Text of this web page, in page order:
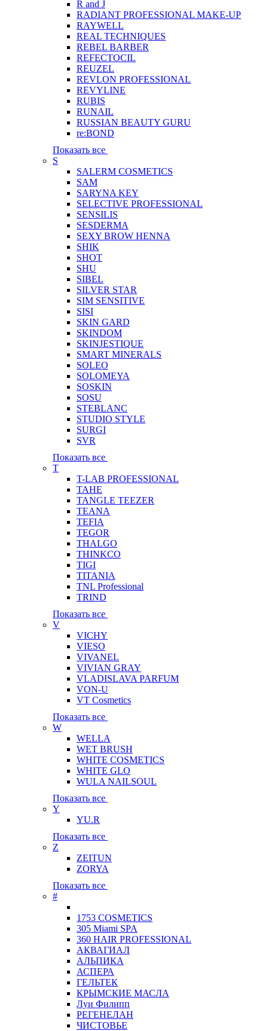
R and J
RADIANT PROFESSIONAL MAKE-UP
RAYWELL
REAL TECHNIQUES
REBEL BARBER
REFECTOCIL
REUZEL
REVLON PROFESSIONAL
REVYLINE
RUBIS
RUNAIL
RUSSIAN BEAUTY GURU
re:BOND
Показать все
S
SALERM COSMETICS
SAM
SARYNA KEY
SELECTIVE PROFESSIONAL
SENSILIS
SESDERMA
SEXY BROW HENNA
SHIK
SHOT
SHU
SIBEL
SILVER STAR
SIM SENSITIVE
SISI
SKIN GARD
SKINDOM
SKINJESTIQUE
SMART MINERALS
SOLEO
SOLOMEYA
SOSKIN
SOSU
STEBLANC
STUDIO STYLE
SURGI
SVR
Показать все
T
T-LAB PROFESSIONAL
TAHE
TANGLE TEEZER
TEANA
TEFIA
TEGOR
THALGO
THINKCO
TIGI
TITANIA
TNL Professional
TRIND
Показать все
V
VICHY
VIESO
VIVANEL
VIVIAN GRAY
VLADISLAVA PARFUM
VON-U
VT Cosmetics
Показать все
W
WELLA
WET BRUSH
WHITE COSMETICS
WHITE GLO
WULA NAILSOUL
Показать все
Y
YU.R
Показать все
Z
ZEITUN
ZORYA
Показать все
#
1753 COSMETICS
305 Miami SPA
360 HAIR PROFESSIONAL
АКВАГИАЛ
АЛЬПИКА
АСПЕРА
ГЕЛЬТЕК
КРЫМСКИЕ МАСЛА
Луи Филипп
РЕГЕНЕЛАН
ЧИСТОВЬЕ